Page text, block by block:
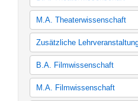
Kernfach
60 LP Theaterwissenschaft
M.A. Theaterwissenschaft
M.A. Theaterwissenschaft
Zusätzliche
Zusätzliche
B.A. Filmwissenschaft
Kernfach Filmwissenschaft
60 LP Filmwissenschaft
M.A. Filmwissenschaft